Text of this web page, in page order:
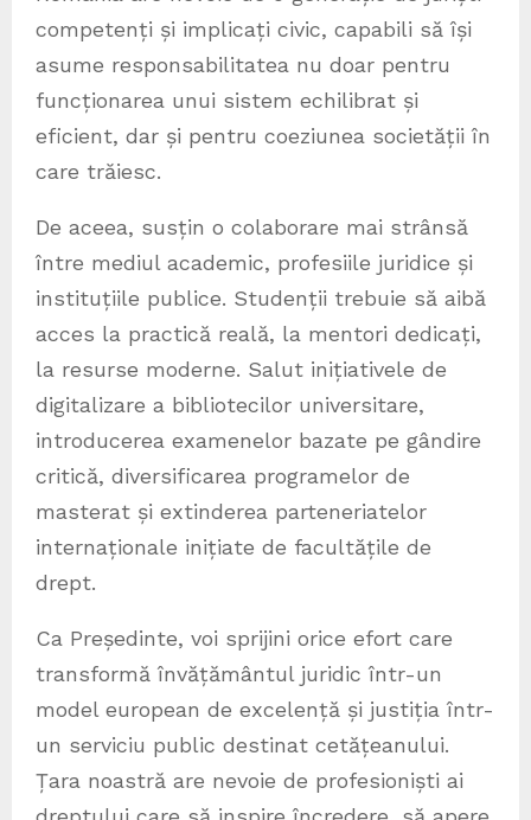
competenți și implicați civic, capabili să își
asume responsabilitatea nu doar pentru
funcționarea unui sistem echilibrat și
eficient, dar și pentru coeziunea societății în
care trăiesc.
De aceea, susțin o colaborare mai strânsă
între mediul academic, profesiile juridice și
instituțiile publice. Studenții trebuie să aibă
acces la practică reală, la mentori dedicați,
la resurse moderne. Salut inițiativele de
digitalizare a bibliotecilor universitare,
introducerea examenelor bazate pe gândire
critică, diversificarea programelor de
masterat și extinderea parteneriatelor
internaționale inițiate de facultățile de
drept.
Ca Președinte, voi sprijini orice efort care
transformă învățământul juridic într-un
model european de excelență și justiția într-
un serviciu public destinat cetățeanului.
Țara noastră are nevoie de profesioniști ai